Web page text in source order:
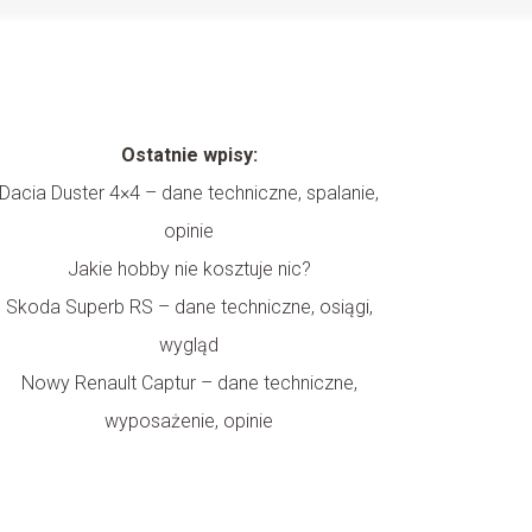
Ostatnie wpisy:
Dacia Duster 4×4 – dane techniczne, spalanie,
opinie
Jakie hobby nie kosztuje nic?
Skoda Superb RS – dane techniczne, osiągi,
wygląd
Nowy Renault Captur – dane techniczne,
wyposażenie, opinie